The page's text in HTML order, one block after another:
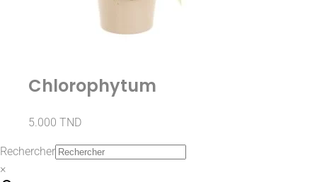
Chlorophytum
5.000 TND
Rechercher
×